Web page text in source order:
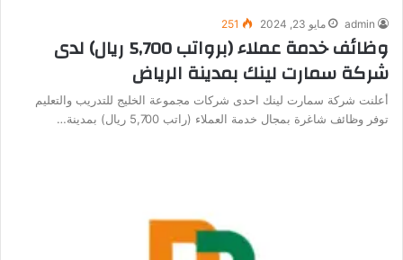
admin مايو 23, 2024 251
وظائف خدمة عملاء (برواتب 5,700 ريال) لدى
شركة سمارت لينك بمدينة الرياض
أعلنت شركة سمارت لينك احدى شركات مجموعة الخليج للتدريب والتعليم
توفر وظائف شاغرة بمجال خدمة العملاء (راتب 5,700 ريال) بمدينة…